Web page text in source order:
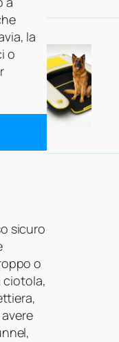
la
o
sicuro
o
ciotola,